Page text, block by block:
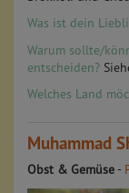
Was ist dein
Warum sollte/
entscheiden?
Welches Land
Muhammad
Obst & Gemüse -